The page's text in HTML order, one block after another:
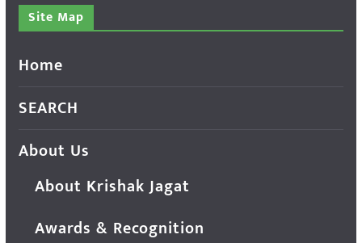
Site Map
Home
SEARCH
About Us
About Krishak Jagat
Awards & Recognition